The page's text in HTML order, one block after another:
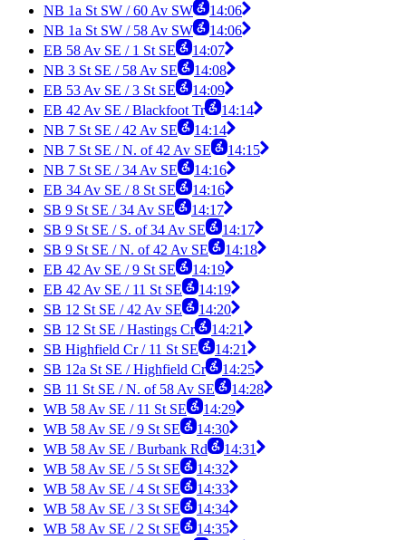
NB 1a St SW / 60 Av SW
14:06
NB 1a St SW / 58 Av SW
14:06
EB 58 Av SE / 1 St SE
14:07
NB 3 St SE / 58 Av SE
14:08
EB 53 Av SE / 3 St SE
14:09
EB 42 Av SE / Blackfoot Tr
14:14
NB 7 St SE / 42 Av SE
14:14
NB 7 St SE / N. of 42 Av SE
14:15
NB 7 St SE / 34 Av SE
14:16
EB 34 Av SE / 8 St SE
14:16
SB 9 St SE / 34 Av SE
14:17
SB 9 St SE / S. of 34 Av SE
14:17
SB 9 St SE / N. of 42 Av SE
14:18
EB 42 Av SE / 9 St SE
14:19
EB 42 Av SE / 11 St SE
14:19
SB 12 St SE / 42 Av SE
14:20
SB 12 St SE / Hastings Cr
14:21
SB Highfield Cr / 11 St SE
14:21
SB 12a St SE / Highfield Cr
14:25
SB 11 St SE / N. of 58 Av SE
14:28
WB 58 Av SE / 11 St SE
14:29
WB 58 Av SE / 9 St SE
14:30
WB 58 Av SE / Burbank Rd
14:31
WB 58 Av SE / 5 St SE
14:32
WB 58 Av SE / 4 St SE
14:33
WB 58 Av SE / 3 St SE
14:34
WB 58 Av SE / 2 St SE
14:35